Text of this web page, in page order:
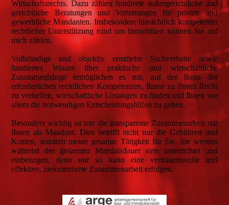
Wirtschaftsrechts. Dazu zählen fundierte außergerichtliche und
gerichtliche Beratungen und Vertretungen für private und
gewerbliche Mandanten. Insbesondere hinsichtlich kompetenter
rechtlicher Unterstützung rund um Immobilien können Sie auf
mich zählen.
Vollständige und objektiv ermittelte Sachverhalte sowie
fundiertes Wissen über praktische und wirtschaftliche
Zusammenhänge ermöglichen es mir, auf der Basis der
erforderlichen rechtlichen Kompetenzen, Ihnen zu Ihrem Recht
zu verhelfen, wirtschaftliche Lösungen zu finden und Ihnen vor
allem die notwendigen Entscheidungshilfen zu geben.
Besonders wichtig ist mir die transparente Zusammenarbeit mit
Ihnen als Mandant. Dies betrifft nicht nur die Gebühren und
Kosten, sondern meine gesamte Tätigkeit für Sie. Sie werden
während der gesamten Mandatsdauer stets unterrichtet und
einbezogen, denn nur so kann eine vertrauensvolle und
effektive, zielorientierte Zusammenarbeit erfolgen.